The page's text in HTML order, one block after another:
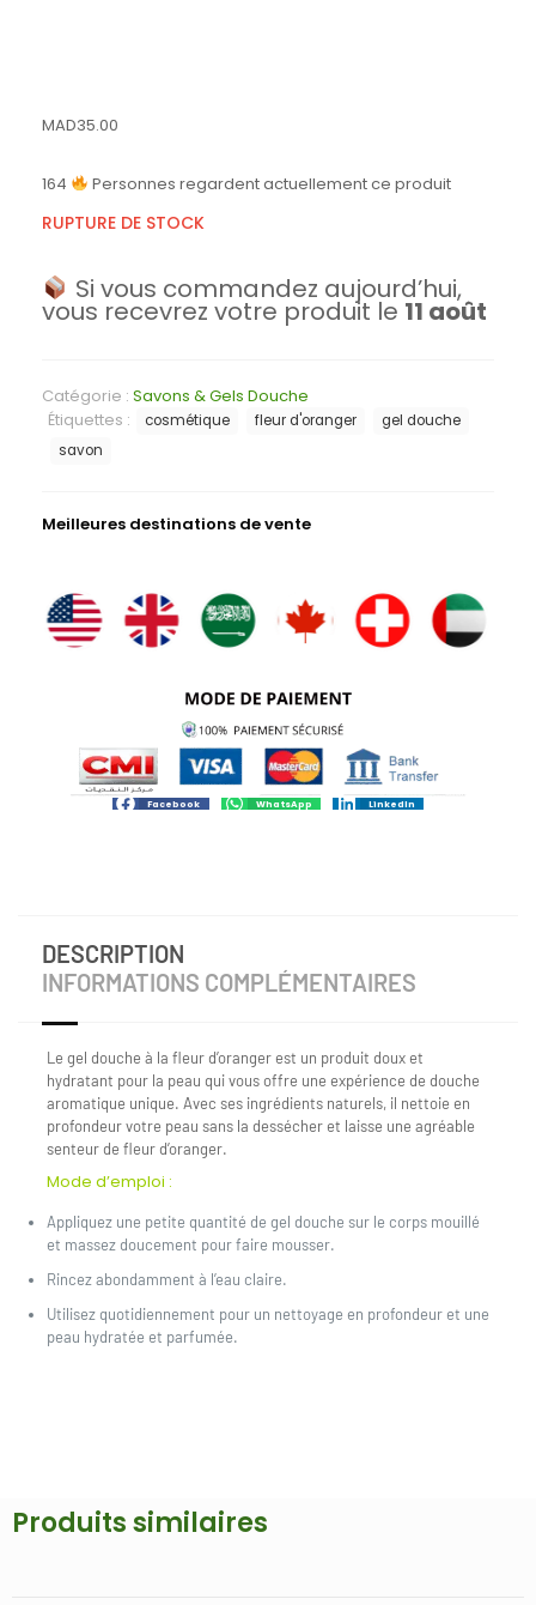
MAD35.00
164 Personnes regardent actuellement ce produit
RUPTURE DE STOCK
Si vous commandez aujourd’hui,
vous recevrez votre produit le 11 août
Catégorie : Savons & Gels Douche
Étiquettes :
cosmétique fleur d'oranger
gel douche
savon
Meilleures destinations de vente
Facebook WhatsApp LinkedIn
DESCRIPTION
INFORMATIONS COMPLÉMENTAIRES
Le gel douche à la fleur d’oranger est un produit doux et
hydratant pour la peau qui vous offre une expérience de douche
aromatique unique. Avec ses ingrédients naturels, il nettoie en
profondeur votre peau sans la dessécher et laisse une agréable
senteur de fleur d’oranger.
Mode d’emploi :
Appliquez une petite quantité de gel douche sur le corps mouillé
et massez doucement pour faire mousser.
Rincez abondamment à l’eau claire.
Utilisez quotidiennement pour un nettoyage en profondeur et une
peau hydratée et parfumée.
Produits similaires